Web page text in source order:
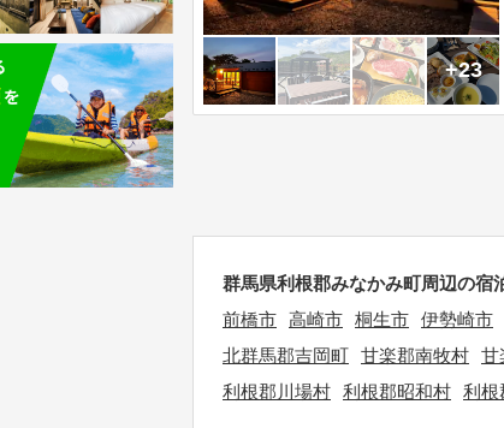
+23
群馬県利根郡みなかみ町周辺の宿
前橋市 高崎市 桐生市 伊勢崎市
北群馬郡吉岡町 甘楽郡南牧村 甘
利根郡川場村 利根郡昭和村 利根